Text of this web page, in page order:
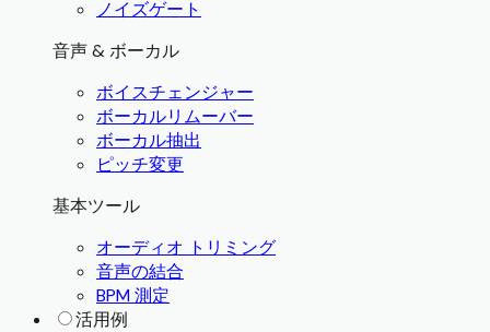
ノイズゲート
音声 & ボーカル
ボイスチェンジャー
ボーカルリムーバー
ボーカル抽出
ピッチ変更
基本ツール
オーディオ トリミング
音声の結合
BPM 測定
活用例